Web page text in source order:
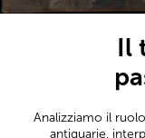
Il
Analizziamo il
antiquarie,